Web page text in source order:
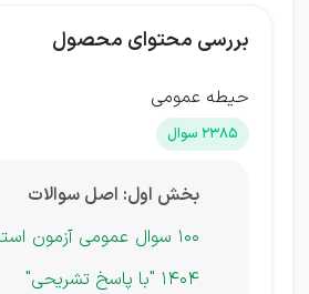
بررسی محتوای محصول
حیطه عمومی
2385 سوال
بخش اول: اصل سوالات
100 سوال عمومی آزمون‌
1404 "با پاسخ تشریحی"